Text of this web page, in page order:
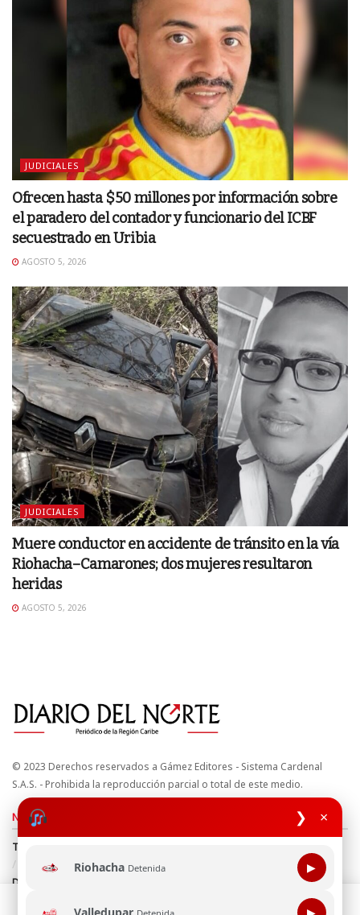
❯ ×
Riohacha Detenida ▶
Valledupar Detenida
JUDICIALES
Ofrecen hasta $50 millones por información sobre
el paradero del contador y funcionario del ICBF
secuestrado en Uribia
AGOSTO 5, 2026
JUDICIALES
Muere conductor en accidente de tránsito en la vía
Riohacha–Camarones; dos mujeres resultaron
heridas
AGOSTO 5, 2026
© 2023 Derechos reservados a Gámez Editores - Sistema Cardenal
S.A.S. - Prohibida la reproducción parcial o total de este medio.
Nuestros sitios
Términos y Condiciones
Política de uso de cookies
Política de Tratamiento de Datos
Directrices Editoriales
Esta página web usa cookie para mejorar tu experiencia de